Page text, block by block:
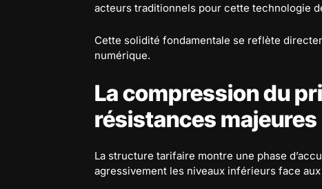
acteurs traditionnels pour cette technologie
Cette solidité fondamentale se reflète
numérique.
La compression du
résistances majeures
La structure tarifaire montre une phase
agressivement les niveaux inférieurs face